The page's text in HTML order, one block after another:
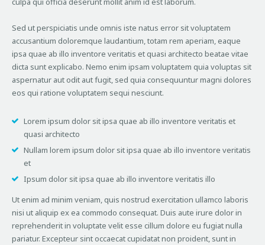
Sed ut perspiciatis unde omnis iste natus error sit voluptatem
accusantium doloremque laudantium, totam rem aperiam, eaque
ipsa quae ab illo inventore veritatis et quasi architecto beatae vitae
dicta sunt explicabo. Nemo enim ipsam voluptatem quia voluptas sit
aspernatur aut odit aut fugit, sed quia consequuntur magni dolores
eos qui ratione voluptatem sequi nesciunt.
Lorem ipsum dolor sit ipsa quae ab illo inventore veritatis et
quasi architecto
Nullam lorem ipsum dolor sit ipsa quae ab illo inventore veritatis
et
Ipsum dolor sit ipsa quae ab illo inventore veritatis illo
Ut enim ad minim veniam, quis nostrud exercitation ullamco laboris
nisi ut aliquip ex ea commodo consequat. Duis aute irure dolor in
reprehenderit in voluptate velit esse cillum dolore eu fugiat nulla
pariatur. Excepteur sint occaecat cupidatat non proident, sunt in